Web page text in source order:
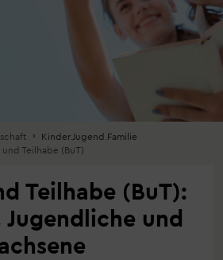
Kinder.Jugend.Familie
Teilhabe (BuT)
Teilhabe (BuT):
und